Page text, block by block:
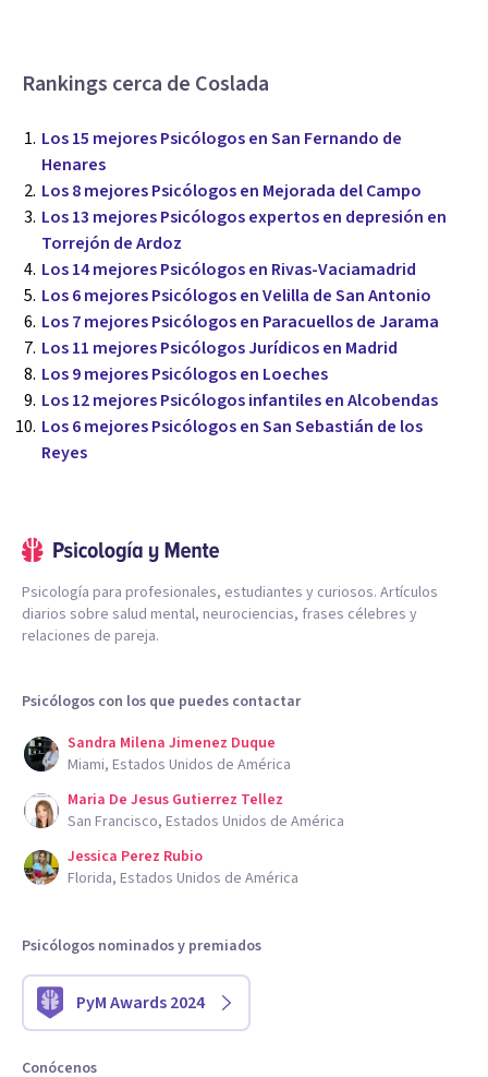
Rankings cerca de Coslada
Los 15 mejores Psicólogos en San Fernando de
Henares
Los 8 mejores Psicólogos en Mejorada del Campo
Los 13 mejores Psicólogos expertos en depresión en
Torrejón de Ardoz
Los 14 mejores Psicólogos en Rivas-Vaciamadrid
Los 6 mejores Psicólogos en Velilla de San Antonio
Los 7 mejores Psicólogos en Paracuellos de Jarama
Los 11 mejores Psicólogos Jurídicos en Madrid
Los 9 mejores Psicólogos en Loeches
Los 12 mejores Psicólogos infantiles en Alcobendas
Los 6 mejores Psicólogos en San Sebastián de los
Reyes
Psicología para profesionales, estudiantes y curiosos. Artículos
diarios sobre salud mental, neurociencias, frases célebres y
relaciones de pareja.
Psicólogos con los que puedes contactar
Sandra Milena Jimenez Duque
Miami, Estados Unidos de América
Maria De Jesus Gutierrez Tellez
San Francisco, Estados Unidos de América
Jessica Perez Rubio
Florida, Estados Unidos de América
Psicólogos nominados y premiados
PyM Awards 2024
Conócenos